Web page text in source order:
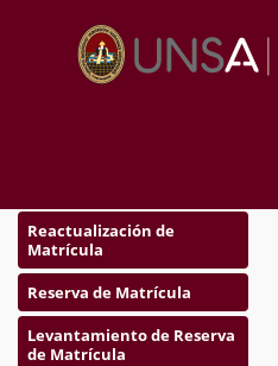
Reactualización de
Matrícula
Reserva de Matrícula
Levantamiento de Reserva
de Matrícula